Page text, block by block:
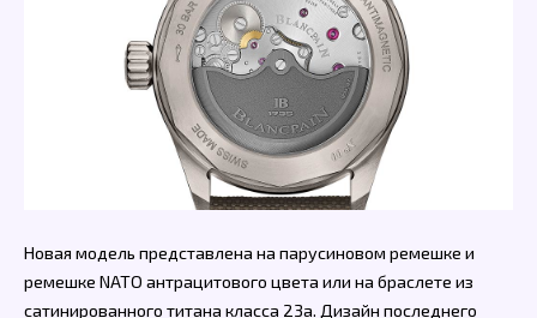
Новая модель представлена на парусиновом ремешке и
ремешке NATO антрацитового цвета или на браслете из
сатинированного титана класса 23а. Дизайн последнего